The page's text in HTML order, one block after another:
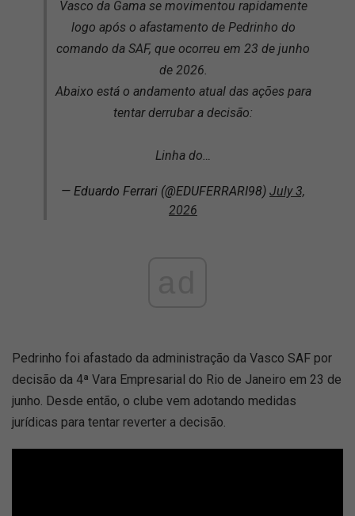
Vasco da Gama se movimentou rapidamente
logo após o afastamento de Pedrinho do
comando da SAF, que ocorreu em 23 de junho
de 2026.
Abaixo está o andamento atual das ações para
tentar derrubar a decisão:
Linha do…
— Eduardo Ferrari (@EDUFERRARI98) July 3,
2026
Pedrinho foi afastado da administração da Vasco SAF por
decisão da 4ª Vara Empresarial do Rio de Janeiro em 23 de
junho. Desde então, o clube vem adotando medidas
jurídicas para tentar reverter a decisão.